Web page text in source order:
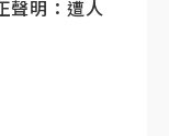
聲明： 遭人